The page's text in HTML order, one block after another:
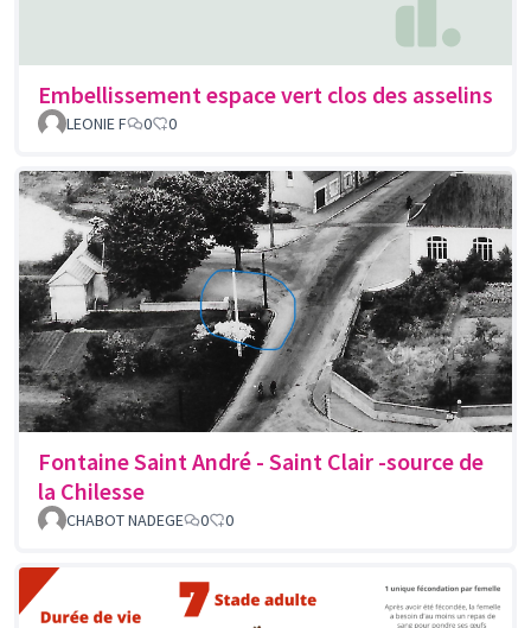
Embellissement espace vert clos des asselins
LEONIE F 0 0
Fontaine Saint André - Saint Clair -source de
la Chilesse
CHABOT NADEGE 0 0